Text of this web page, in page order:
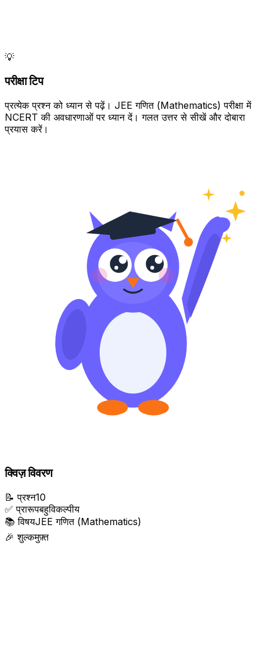
💡
परीक्षा टिप
प्रत्येक प्रश्न को ध्यान से पढ़ें। JEE गणित (Mathematics) परीक्षा में
NCERT की अवधारणाओं पर ध्यान दें। गलत उत्तर से सीखें और दोबारा
प्रयास करें।
क्विज़ विवरण
📝 प्रश्न10
✅ प्रारूपबहुविकल्पीय
📚 विषयJEE गणित (Mathematics)
🎉 शुल्कमुफ़्त